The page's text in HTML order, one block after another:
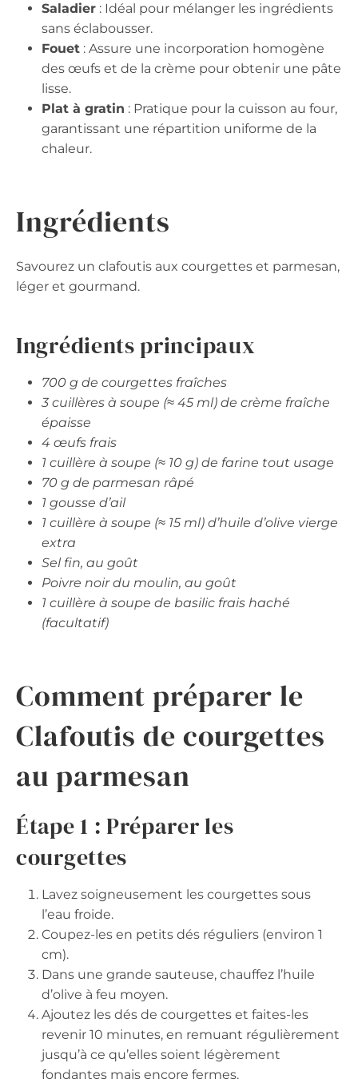
Saladier : Idéal pour mélanger les ingrédients
sans éclabousser.
Fouet : Assure une incorporation homogène
des œufs et de la crème pour obtenir une pâte
lisse.
Plat à gratin : Pratique pour la cuisson au four,
garantissant une répartition uniforme de la
chaleur.
Ingrédients
Savourez un clafoutis aux courgettes et parmesan,
léger et gourmand.
Ingrédients principaux
700 g de courgettes fraîches
3 cuillères à soupe (≈ 45 ml) de crème fraîche
épaisse
4 œufs frais
1 cuillère à soupe (≈ 10 g) de farine tout usage
70 g de parmesan râpé
1 gousse d’ail
1 cuillère à soupe (≈ 15 ml) d’huile d’olive vierge
extra
Sel fin, au goût
Poivre noir du moulin, au goût
1 cuillère à soupe de basilic frais haché
(facultatif)
Comment préparer le
Clafoutis de courgettes
au parmesan
Étape 1 : Préparer les
courgettes
Lavez soigneusement les courgettes sous
l’eau froide.
Coupez-les en petits dés réguliers (environ 1
cm).
Dans une grande sauteuse, chauffez l’huile
d’olive à feu moyen.
Ajoutez les dés de courgettes et faites-les
revenir 10 minutes, en remuant régulièrement
jusqu’à ce qu’elles soient légèrement
fondantes mais encore fermes.